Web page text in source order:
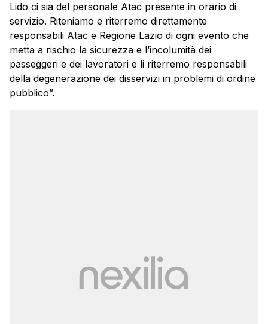
Lido ci sia del personale Atac presente in orario di
servizio. Riteniamo e riterremo direttamente
responsabili Atac e Regione Lazio di ogni evento che
metta a rischio la sicurezza e l’incolumità dei
passeggeri e dei lavoratori e li riterremo responsabili
della degenerazione dei disservizi in problemi di ordine
pubblico”.